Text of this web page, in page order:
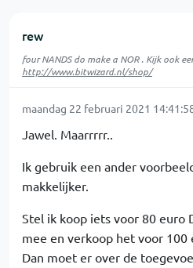
rew
four NANDS do make a NOR . Kijk ook
http://www.bitwizard.nl/shop/
maandag 22 februari 2021
Jawel. Maarrrrr..
Ik gebruik een ander
makkelijker.
Stel ik koop iets voor 80 euro
mee en verkoop het voor 100
Dan moet er over de